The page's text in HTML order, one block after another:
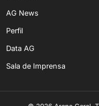
AG News
Perfil
Data AG
Sala de Imprensa